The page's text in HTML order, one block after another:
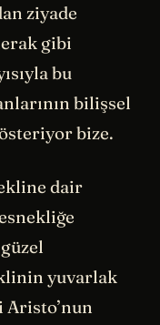
ziyade
gibi
bu
bilişsel
bize.
dair
yuvarlak
Aristo’nun